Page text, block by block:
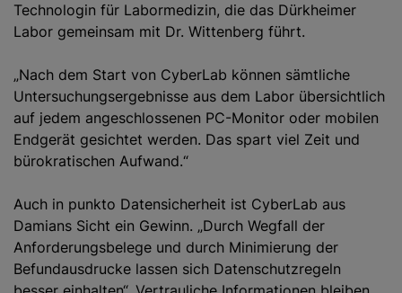
Technologin für Labormedizin, die das Dürkheimer
Labor gemeinsam mit Dr. Wittenberg führt.
„Nach dem Start von CyberLab können sämtliche
Untersuchungsergebnisse aus dem Labor übersichtlich
auf jedem angeschlossenen PC-Monitor oder mobilen
Endgerät gesichtet werden. Das spart viel Zeit und
bürokratischen Aufwand.“
Auch in punkto Datensicherheit ist CyberLab aus
Damians Sicht ein Gewinn. „Durch Wegfall der
Anforderungsbelege und durch Minimierung der
Befundausdrucke lassen sich Datenschutzregeln